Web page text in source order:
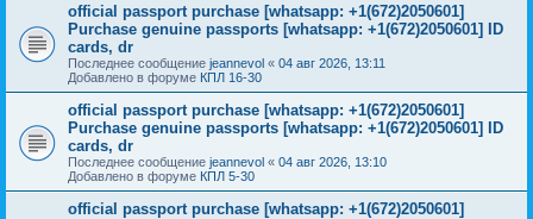
official passport purchase [whatsapp: +1(672)2050601]
Purchase genuine passports [whatsapp: +1(672)2050601] ID
cards, dr
Последнее сообщение jeannevol « 04 авг 2026, 13:11
Добавлено в форуме КПЛ 16-30
official passport purchase [whatsapp: +1(672)2050601]
Purchase genuine passports [whatsapp: +1(672)2050601] ID
cards, dr
Последнее сообщение jeannevol « 04 авг 2026, 13:10
Добавлено в форуме КПЛ 5-30
official passport purchase [whatsapp: +1(672)2050601]